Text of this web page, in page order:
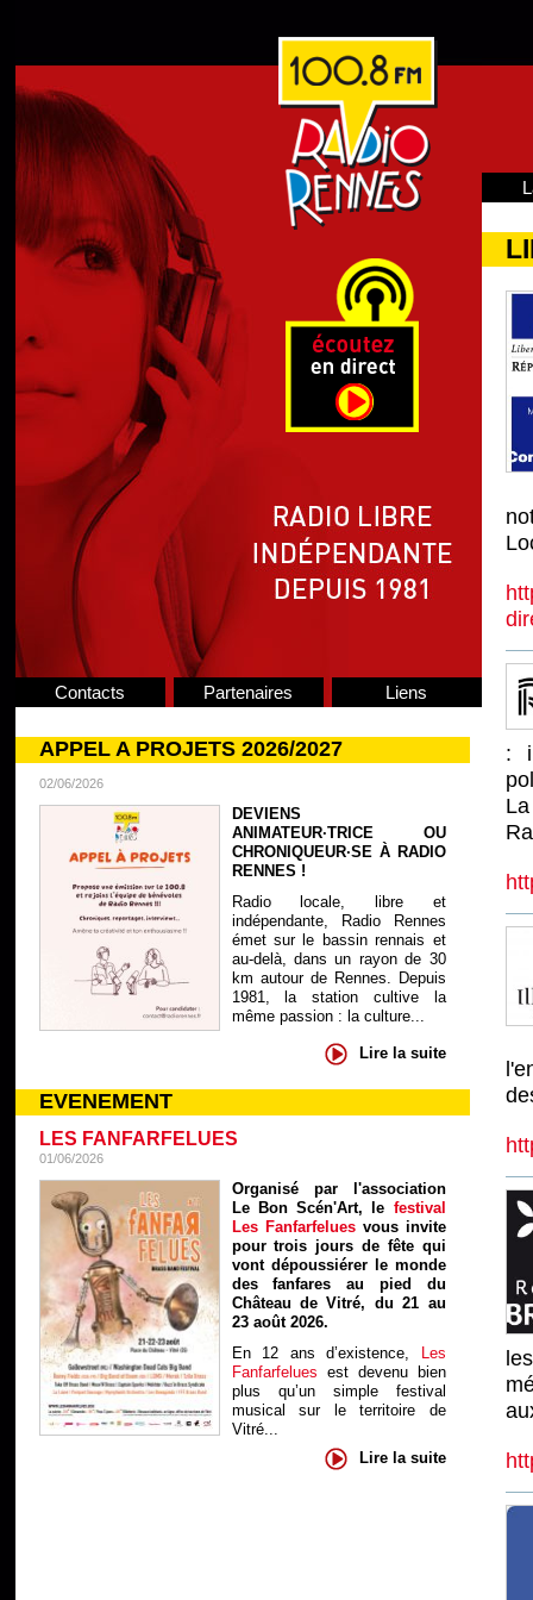
Contacts Partenaires Liens
APPEL A PROJETS 2026/2027
02/06/2026
DEVIENS
ANIMATEUR·TRICE OU
CHRONIQUEUR·SE À RADIO
RENNES !
Radio locale, libre et
indépendante, Radio Rennes
émet sur le bassin rennais et
au-delà, dans un rayon de 30
km autour de Rennes. Depuis
1981, la station cultive la
même passion : la culture...
Lire la suite
EVENEMENT
LES FANFARFELUES
01/06/2026
Organisé par l'association
Le Bon Scén'Art, le festival
Les Fanfarfelues vous invite
pour trois jours de fête qui
vont dépoussiérer le monde
des fanfares au pied du
Château de Vitré, du 21 au
23 août 2026.
En 12 ans d’existence, Les
Fanfarfelues est devenu bien
plus qu’un simple festival
musical sur le territoire de
Vitré...
Lire la suite
: